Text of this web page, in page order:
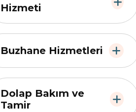
Hizmeti
Buzhane Hizmetleri
Dolap Bakım ve
Tamir